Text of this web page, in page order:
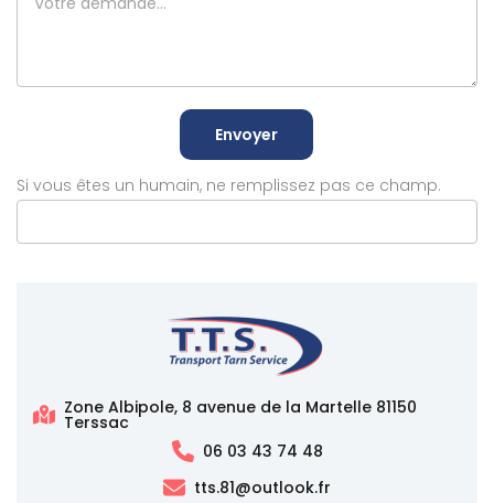
Envoyer
Si vous êtes un humain, ne remplissez pas ce champ.
Zone Albipole, 8 avenue de la Martelle 81150
Terssac
06 03 43 74 48
tts.81@outlook.fr